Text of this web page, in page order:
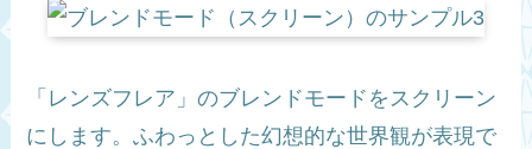
「レンズフレア」のブレンドモードをスクリーン
にします。ふわっとした幻想的な世界観が表現で